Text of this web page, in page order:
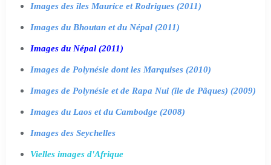
Images des îles Maurice et Rodrigues (2011)
Images du Bhoutan et du Népal (2011)
Images du Népal (2011)
Images de Polynésie dont les Marquises (2010)
Images de Polynésie et de Rapa Nui (île de Pâques) (2009)
Images du Laos et du Cambodge (2008)
Images des Seychelles
Vielles images d'Afrique